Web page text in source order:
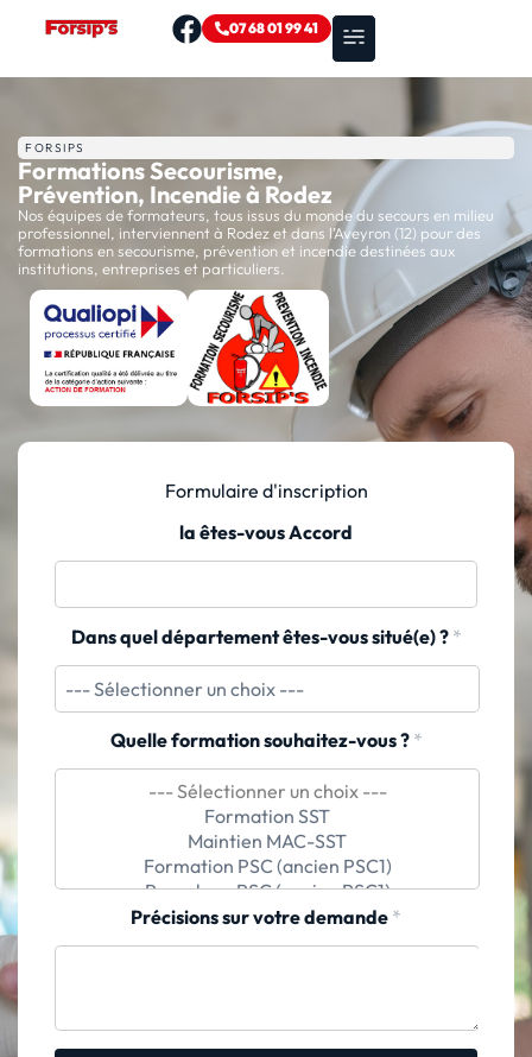
07 68 01 99 41
FORSIPS
Formations Secourisme,
Prévention, Incendie à Rodez
Nos équipes de formateurs, tous issus du monde du secours en milieu
professionnel, interviennent à Rodez et dans l’Aveyron (12) pour des
formations en secourisme, prévention et incendie destinées aux
institutions, entreprises et particuliers.
Formulaire d'inscription
la êtes-vous Accord
Dans quel département êtes-vous situé(e) ? *
Quelle formation souhaitez-vous ? *
Précisions sur votre demande *